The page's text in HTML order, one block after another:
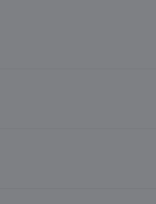
ул. Немига, 5, пом. 39